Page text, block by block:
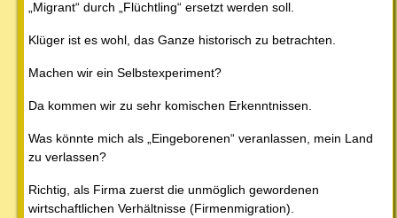
„Migrant“ durch „Flüchtling“ ersetzt werden soll.
Klüger ist es wohl, das Ganze historisch zu betrachten.
Machen wir ein Selbstexperiment?
Da kommen wir zu sehr komischen Erkenntnissen.
Was könnte mich als „Eingeborenen“ veranlassen, mein Land
zu verlassen?
Richtig, als Firma zuerst die unmöglich gewordenen
wirtschaftlichen Verhältnisse (Firmenmigration).